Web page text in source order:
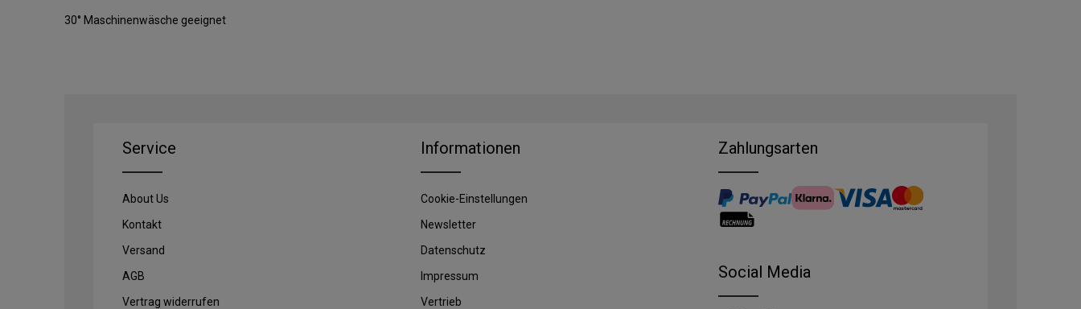
30° Maschinenwäsche geeignet
Service
About Us
Kontakt
Versand
AGB
Vertrag widerrufen
Informationen
Cookie-Einstellungen
Newsletter
Datenschutz
Impressum
Vertrieb
Zahlungsarten
Social Media